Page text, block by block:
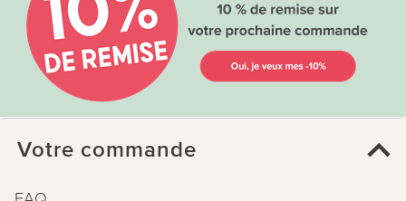
Votre commande